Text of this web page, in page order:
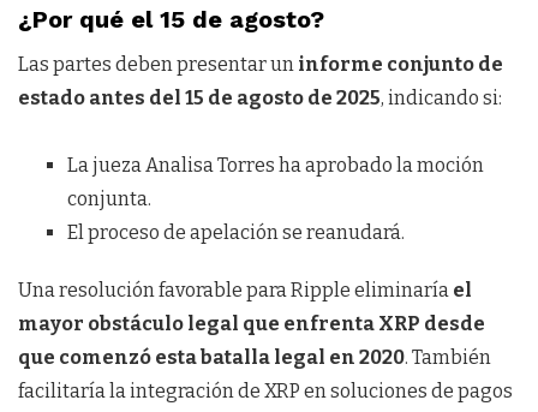
¿Por qué el 15 de agosto?
Las partes deben presentar un informe conjunto de
estado antes del 15 de agosto de 2025, indicando si:
La jueza Analisa Torres ha aprobado la moción
conjunta.
El proceso de apelación se reanudará.
Una resolución favorable para Ripple eliminaría el
mayor obstáculo legal que enfrenta XRP desde
que comenzó esta batalla legal en 2020. También
facilitaría la integración de XRP en soluciones de pagos